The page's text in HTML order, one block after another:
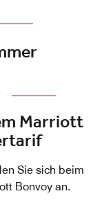
Marriott
Sie sich beim
Bonvoy an.